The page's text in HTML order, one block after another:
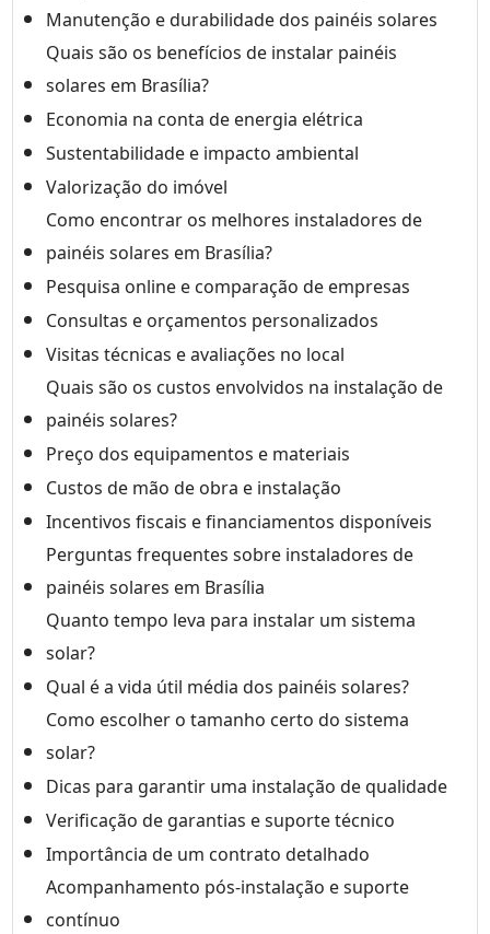
Manutenção e durabilidade dos painéis solares
Quais são os benefícios de instalar painéis
solares em Brasília?
Economia na conta de energia elétrica
Sustentabilidade e impacto ambiental
Valorização do imóvel
Como encontrar os melhores instaladores de
painéis solares em Brasília?
Pesquisa online e comparação de empresas
Consultas e orçamentos personalizados
Visitas técnicas e avaliações no local
Quais são os custos envolvidos na instalação de
painéis solares?
Preço dos equipamentos e materiais
Custos de mão de obra e instalação
Incentivos fiscais e financiamentos disponíveis
Perguntas frequentes sobre instaladores de
painéis solares em Brasília
Quanto tempo leva para instalar um sistema
solar?
Qual é a vida útil média dos painéis solares?
Como escolher o tamanho certo do sistema
solar?
Dicas para garantir uma instalação de qualidade
Verificação de garantias e suporte técnico
Importância de um contrato detalhado
Acompanhamento pós-instalação e suporte
contínuo